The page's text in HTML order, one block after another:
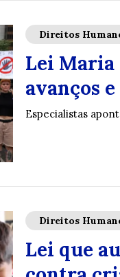
Direitos
Lei Maria
avanços
Especialistas
Direitos
Lei que